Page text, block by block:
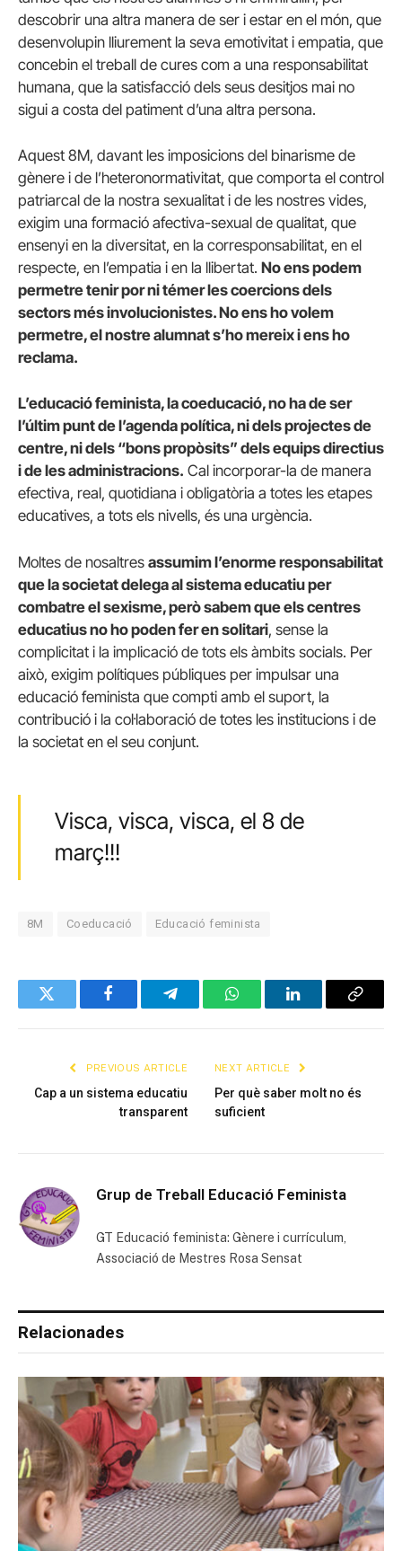
descobrir una altra manera de ser i estar en el món, que
desenvolupin lliurement la seva emotivitat i empatia, que
concebin el treball de cures com a una responsabilitat
humana, que la satisfacció dels seus desitjos mai no
sigui a costa del patiment d’una altra persona.
Aquest 8M, davant les imposicions del binarisme de
gènere i de l’heteronormativitat, que comporta el control
patriarcal de la nostra sexualitat i de les nostres vides,
exigim una formació afectiva-sexual de qualitat, que
ensenyi en la diversitat, en la corresponsabilitat, en el
respecte, en l’empatia i en la llibertat. No ens podem
permetre tenir por ni témer les coercions dels
sectors més involucionistes. No ens ho volem
permetre, el nostre alumnat s’ho mereix i ens ho
reclama.
L’educació feminista, la coeducació, no ha de ser
l’últim punt de l’agenda política, ni dels projectes de
centre, ni dels “bons propòsits” dels equips directius
i de les administracions. Cal incorporar-la de manera
efectiva, real, quotidiana i obligatòria a totes les etapes
educatives, a tots els nivells, és una urgència.
Moltes de nosaltres assumim l’enorme responsabilitat
que la societat delega al sistema educatiu per
combatre el sexisme, però sabem que els centres
educatius no ho poden fer en solitari, sense la
complicitat i la implicació de tots els àmbits socials. Per
això, exigim polítiques públiques per impulsar una
educació feminista que compti amb el suport, la
contribució i la col·laboració de totes les institucions i de
la societat en el seu conjunt.
Visca, visca, visca, el 8 de
març!!!
8M Coeducació Educació feminista
Twitter FacebookTelegramWhatsAppLinkedInCopy
PREVIOUS ARTICLE
Cap a un sistema educatiu
transparent
NEXT ARTICLE
Per què saber molt no és
suficient
Grup de Treball Educació Feminista
GT Educació feminista: Gènere i currículum,
Associació de Mestres Rosa Sensat
Relacionades